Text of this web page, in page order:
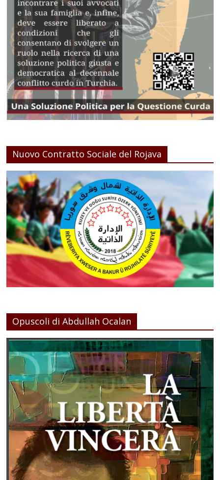
Nuovo Contratto Sociale del Rojava
Opuscoli di Abdullah Ocalan